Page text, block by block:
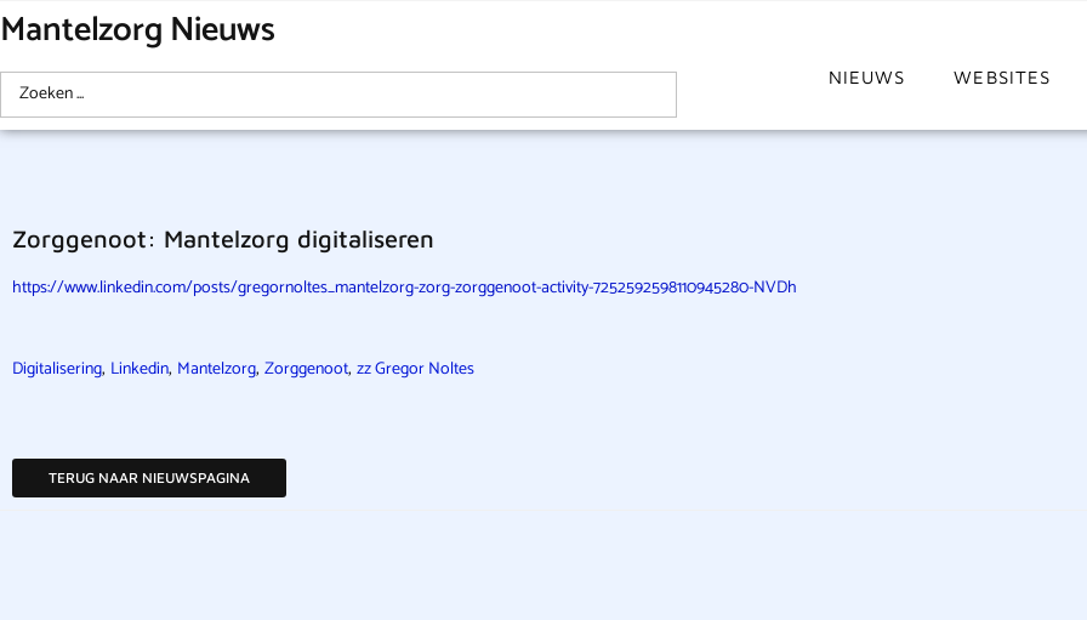
Mantelzorg Nieuws
NIEUWS WEBSITES
Zorggenoot: Mantelzorg digitaliseren
https://www.linkedin.com/posts/gregornoltes_mantelzorg-zorg-zorggenoot-activity-7252592598110945280-NVDh
Digitalisering, Linkedin, Mantelzorg, Zorggenoot, zz Gregor Noltes
TERUG NAAR NIEUWSPAGINA